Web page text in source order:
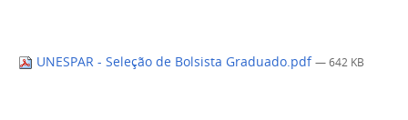
UNESPAR - Seleção de Bolsista Graduado.pdf — 642 KB